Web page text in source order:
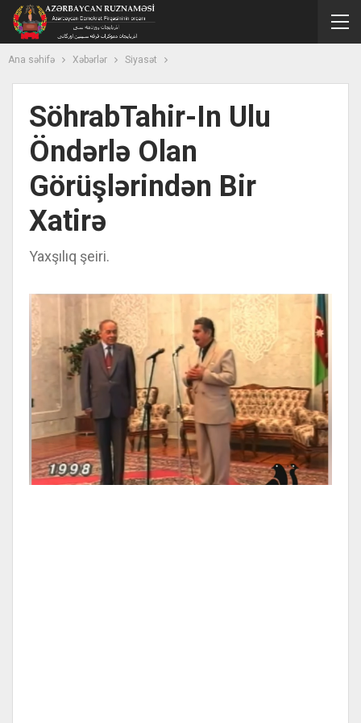
Ana səhifə Xəbərlər Siyasət
SöhrabTahir-In Ulu
Öndərlə Olan
Görüşlərindən Bir
Xatirə
Yaxşılıq şeiri.